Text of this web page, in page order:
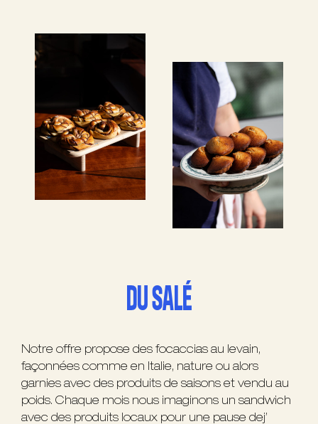
DU SALÉ
Notre offre propose des focaccias au levain,
façonnées comme en Italie, nature ou alors
garnies avec des produits de saisons et vendu au
poids. Chaque mois nous imaginons un sandwich
avec des produits locaux pour une pause dej’